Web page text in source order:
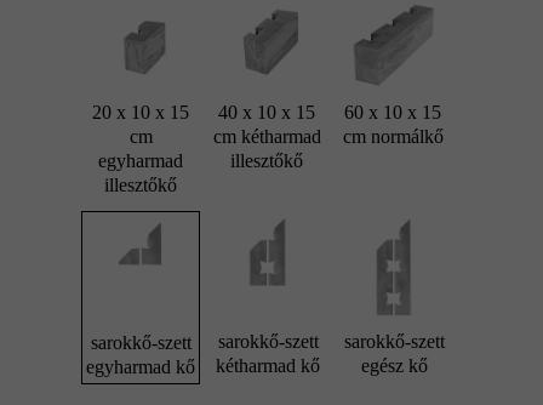
20 x 10 x 15
cm
egyharmad
illesztőkő
40 x 10 x 15
cm kétharmad
illesztőkő
60 x 10 x 15
cm normálkő
sarokkő-szett
egyharmad kő
sarokkő-szett
kétharmad kő
sarokkő-szett
egész kő